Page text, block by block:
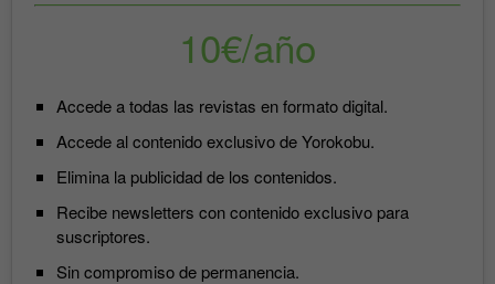
10€/año
Accede a todas las revistas en formato digital.
Accede al contenido exclusivo de Yorokobu.
Elimina la publicidad de los contenidos.
Recibe newsletters con contenido exclusivo para
suscriptores.
Sin compromiso de permanencia.